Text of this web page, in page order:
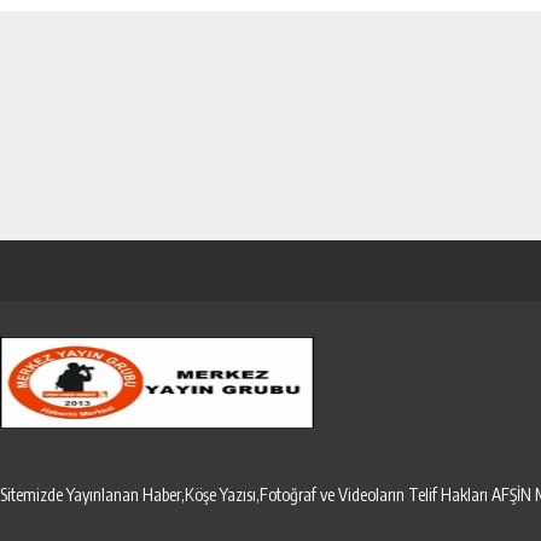
Sitemizde Yayınlanan Haber,Köşe Yazısı,Fotoğraf ve Videoların Telif Hakları